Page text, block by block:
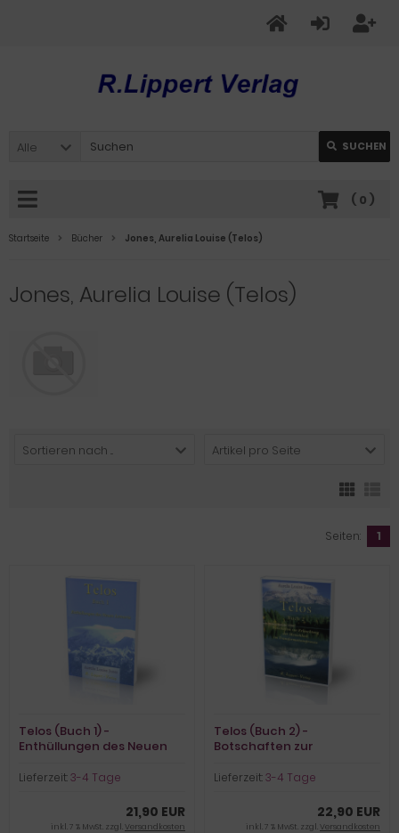
Alle SUCHEN
( 0 )
Startseite Bücher Jones, Aurelia Louise (Telos)
Jones, Aurelia Louise (Telos)
Sortieren nach ... Artikel pro Seite
Seiten: 1
Telos (Buch 1) -
Enthüllungen des Neuen
Lieferzeit:3-4 Tage
21,90 EUR
inkl. 7 % MwSt. zzgl.Versandkosten
Telos (Buch 2) -
Botschaften zur
Menschheit
Lieferzeit:3-4 Tage
22,90 EUR
inkl. 7 % MwSt. zzgl.Versandkosten